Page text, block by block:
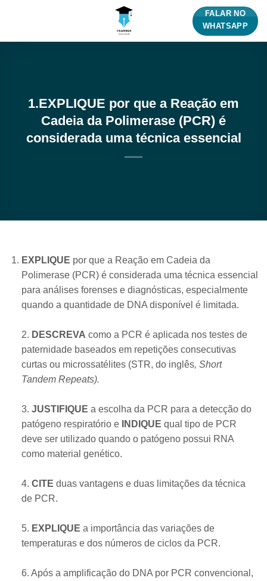
FALAR NO
WHATSAPP
1.EXPLIQUE por que a Reação em
Cadeia da Polimerase (PCR) é
considerada uma técnica essencial
EXPLIQUE por que a Reação em Cadeia da
Polimerase (PCR) é considerada uma técnica essencial
para análises forenses e diagnósticas, especialmente
quando a quantidade de DNA disponível é limitada.
2. DESCREVA como a PCR é aplicada nos testes de
paternidade baseados em repetições consecutivas
curtas ou microssatélites (STR, do inglês, Short
Tandem Repeats).
3. JUSTIFIQUE a escolha da PCR para a detecção do
patógeno respiratório e
INDIQUE qual tipo de PCR
deve ser utilizado quando o patógeno possui RNA
como material genético.
4. CITE duas vantagens e duas limitações da técnica
de PCR.
5. EXPLIQUE a importância das variações de
temperaturas e dos números de ciclos da PCR.
6. Após a amplificação do DNA por PCR convencional,